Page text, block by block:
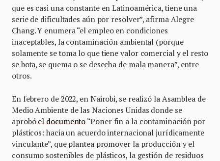
que es casi una constante en Latinoamérica, tiene una
serie de dificultades aún por resolver”, afirma Alegre
Chang. Y enumera “el empleo en condiciones
inaceptables, la contaminación ambiental (porque
solamente se toma lo que tiene valor comercial y el resto
se bota, se quema o se desecha de mala manera”, entre
otros.
En febrero de 2022, en Nairobi, se realizó la Asamblea de
Medio Ambiente de las Naciones Unidas donde se
aprobóel documento “Poner fin a la contaminación por
plásticos: hacia un acuerdo internacional jurídicamente
vinculante”, que plantea promover la producción y el
consumo sostenibles de plásticos, la gestión de residuos